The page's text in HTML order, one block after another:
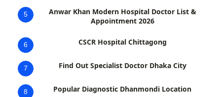
5
Anwar Khan Modern Hospital Doctor List &
Appointment 2026
6 CSCR Hospital Chittagong
7 Find Out Specialist Doctor Dhaka City
8 Popular Diagnostic Dhanmondi Location